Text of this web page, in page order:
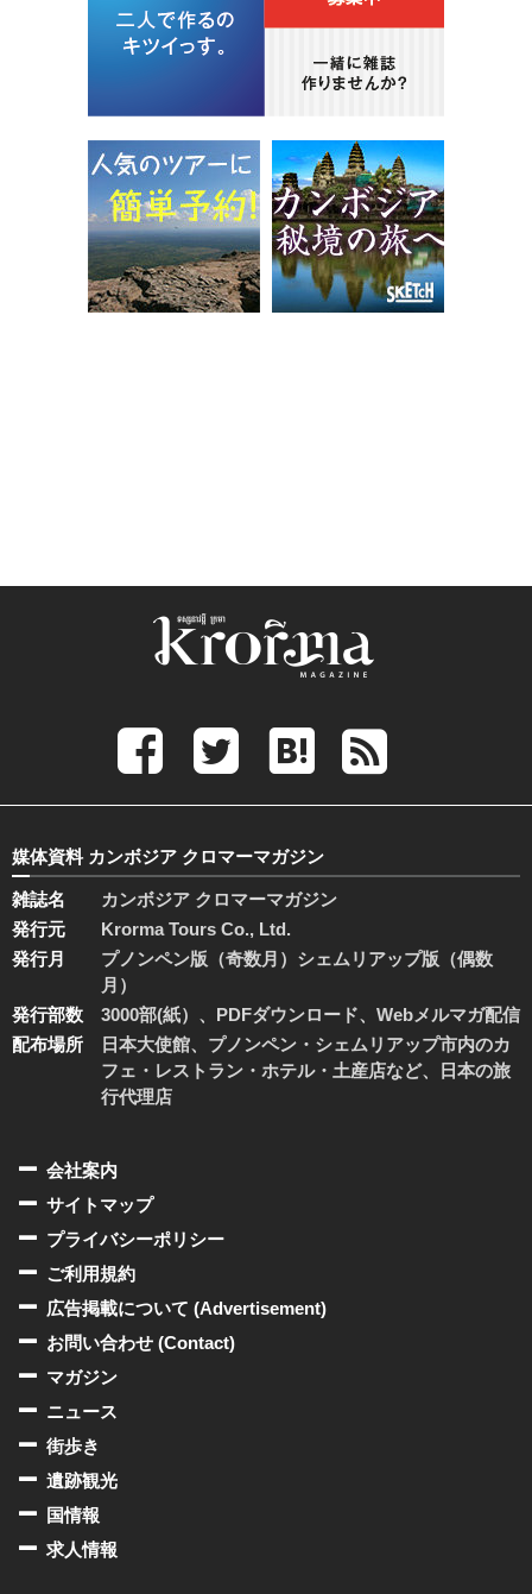
媒体資料 カンボジア クロマーマガジン
雑誌名
カンボジア クロマーマガジン
発行元
Krorma Tours Co., Ltd.
発行月
プノンペン版（奇数月）シェムリアップ版（偶数
月）
発行部数
3000部(紙）、PDFダウンロード、Webメルマガ配信
配布場所
日本大使館、プノンペン・シェムリアップ市内のカ
フェ・レストラン・ホテル・土産店など、日本の旅
行代理店
会社案内
サイトマップ
プライバシーポリシー
ご利用規約
広告掲載について (Advertisement)
お問い合わせ (Contact)
マガジン
ニュース
街歩き
遺跡観光
国情報
求人情報